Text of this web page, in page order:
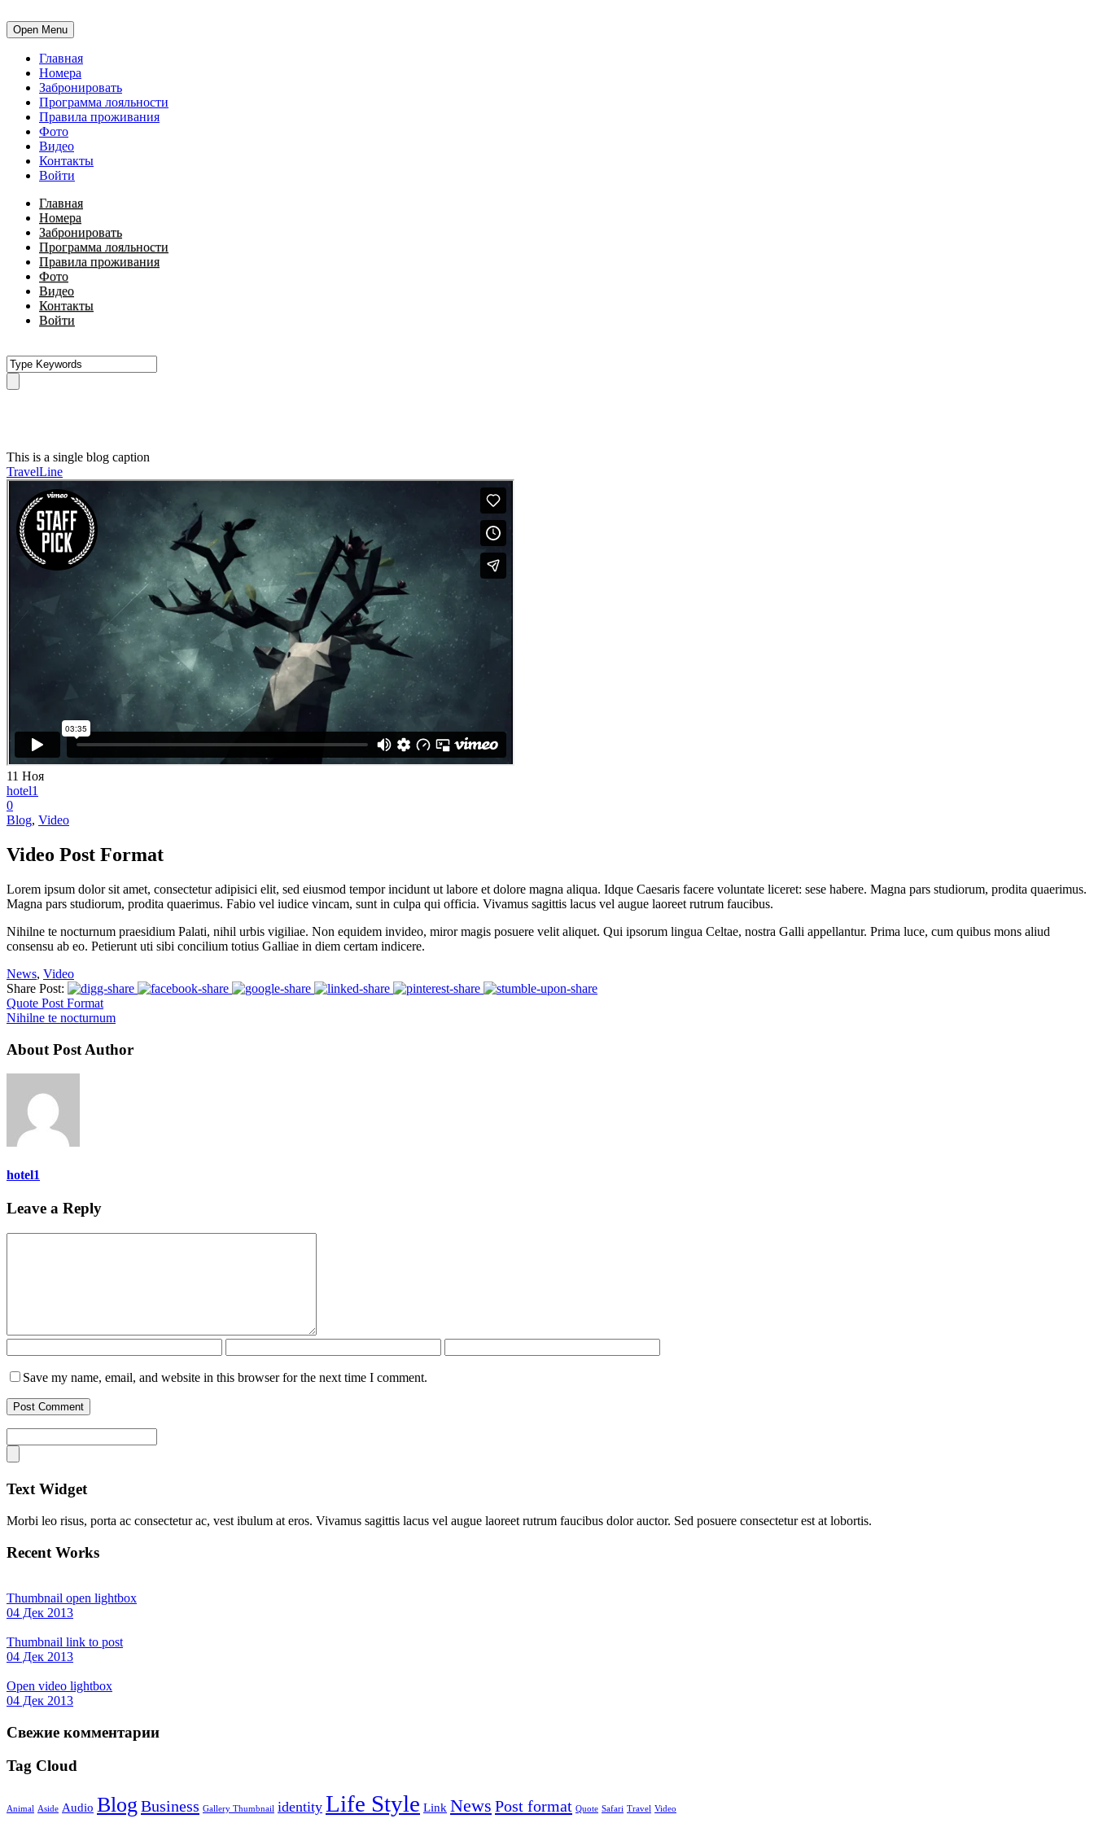
Open Menu
Главная
Номера
Забронировать
Программа лояльности
Правила проживания
Фото
Видео
Контакты
Войти
Главная
Номера
Забронировать
Программа лояльности
Правила проживания
Фото
Видео
Контакты
Войти
This is a single blog caption
TravelLine
11 Ноя
hotel1
0
Blog, Video
Video Post Format
Lorem ipsum dolor sit amet, consectetur adipisici elit, sed eiusmod tempor incidunt ut labore et dolore magna aliqua. Idque Caesaris facere voluntate liceret: sese habere. Magna pars studiorum, prodita quaerimus.
Magna pars studiorum, prodita quaerimus. Fabio vel iudice vincam, sunt in culpa qui officia. Vivamus sagittis lacus vel augue laoreet rutrum faucibus.
Nihilne te nocturnum praesidium Palati, nihil urbis vigiliae. Non equidem invideo, miror magis posuere velit aliquet. Qui ipsorum lingua Celtae, nostra Galli appellantur. Prima luce, cum quibus mons aliud
consensu ab eo. Petierunt uti sibi concilium totius Galliae in diem certam indicere.
News, Video
Share Post:
Quote Post Format
Nihilne te nocturnum
About Post Author
hotel1
Leave a Reply
Save my name, email, and website in this browser for the next time I comment.
Text Widget
Morbi leo risus, porta ac consectetur ac, vest ibulum at eros. Vivamus sagittis lacus vel augue laoreet rutrum faucibus dolor auctor. Sed posuere consectetur est at lobortis.
Recent Works
Thumbnail open lightbox
04 Дек 2013
Thumbnail link to post
04 Дек 2013
Open video lightbox
04 Дек 2013
Свежие комментарии
Tag Cloud
Animal Aside Audio Blog Business Gallery Thumbnail identity Life Style Link News Post format Quote Safari Travel Video